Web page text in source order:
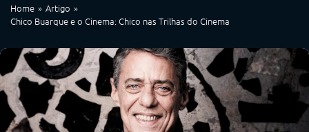
Home
Artigo
Chico Buarque e o Cinema: Chico nas Trilhas do Cinema